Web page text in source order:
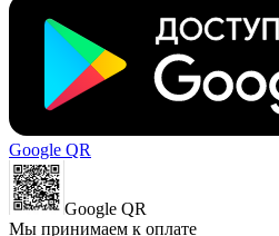
Google QR
Google QR
Мы принимаем к оплате